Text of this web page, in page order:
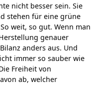
nicht besser sein. Sie
stehen für eine grüne
weit, so gut. Wenn man
genauer
anders aus. Und
immer so sauber wie
Freiheit von
ab, welcher